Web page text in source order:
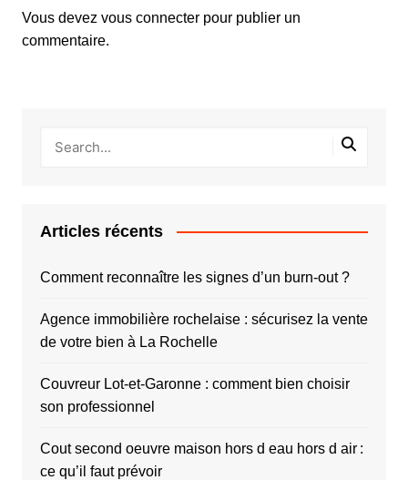
Vous devez vous connecterpour publier un
commentaire.
Articles récents
Comment reconnaître les signes d’un burn-out ?
Agence immobilière rochelaise : sécurisez la vente
de votre bien à La Rochelle
Couvreur Lot-et-Garonne : comment bien choisir
son professionnel
Cout second oeuvre maison hors d eau hors d air :
ce qu’il faut prévoir